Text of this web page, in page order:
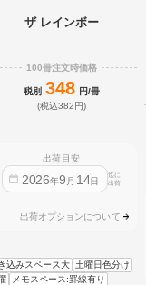
ザ レインボー
100冊注文時価格
税別 348 円/冊
(税込382円)
出荷目安
2026年9 月 14日
迄に
出荷
出荷オプションについて
込みスペース大
土曜日色分け
メモスペース:罫線有り